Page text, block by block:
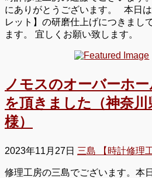
にありがとうございます。 本日
レット】の研磨仕上げにつきまし
ます。 宜しくお願い致します。
ノモスのオーバーホ
を頂きました（神奈
様）
2023年11月27日 三島 【時計修理
修理工房の三島でございます。本